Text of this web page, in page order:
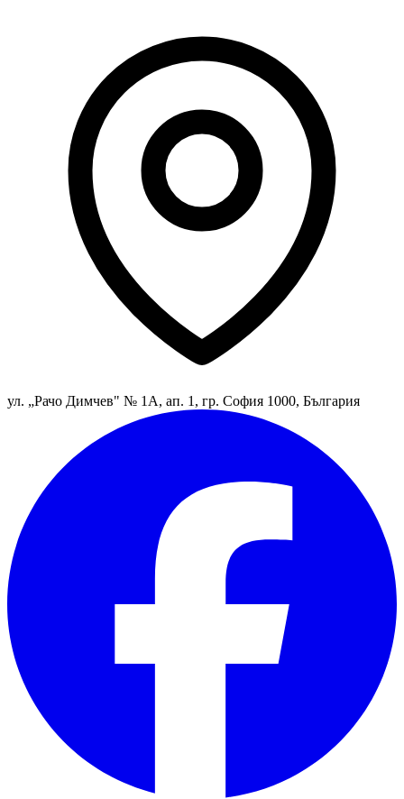
ул. „Рачо Димчев" № 1А, ап. 1, гр. София 1000, България